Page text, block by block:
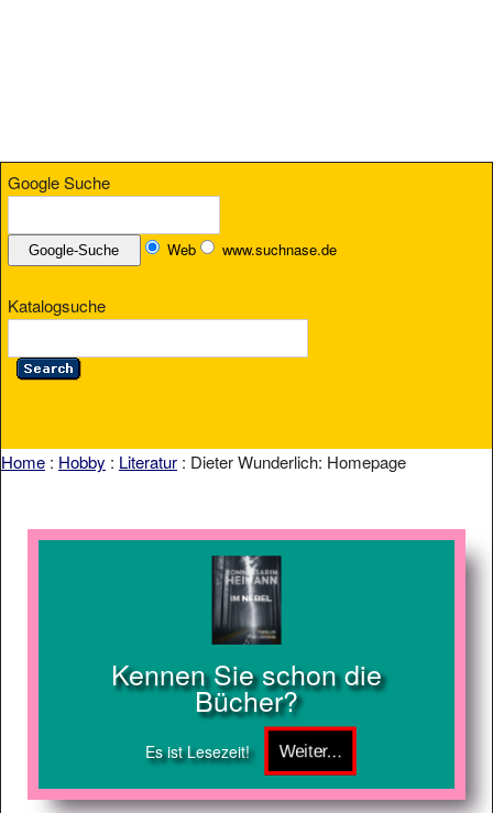
Google Suche
Web www.suchnase.de
Katalogsuche
Home : Hobby : Literatur : Dieter Wunderlich: Homepage
Kennen Sie schon die
Bücher?
Es ist Lesezeit!